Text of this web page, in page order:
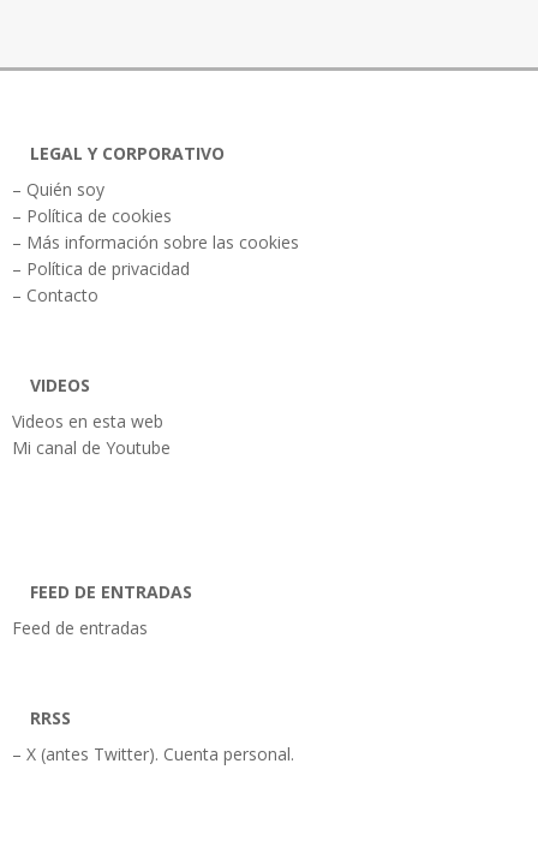
LEGAL Y CORPORATIVO
– Quién soy
– Política de cookies
– Más información sobre las cookies
– Política de privacidad
– Contacto
VIDEOS
Videos en esta web
Mi canal de Youtube
FEED DE ENTRADAS
Feed de entradas
RRSS
– X (antes Twitter). Cuenta personal.